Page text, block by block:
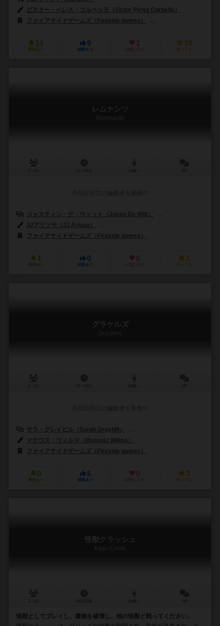
ビクター・ペレス・コルベッラ（Víctor Pérez Corbella）
ファイアサイドゲームズ（Fireside games）
14
興味あり
9
経験あり
1
お気に入り
19
持ってる
レムナンツ
Remnants
ジャスティン・デ・ウィット（Justin De Witt）
JJアリソサ（JJ Ariosa）
ファイアサイドゲームズ（Fireside games）
1
興味あり
0
経験あり
0
お気に入り
1
持ってる
グラケルズ
Grackles
サラ・グレイビル（Sarah Graybill）
マテウス・ウィルマ（Mateusz Wilma）
ファイアサイドゲームズ（Fireside games）
0
興味あり
5
経験あり
0
お気に入り
3
持ってる
怪獣クラッシュ
Kaiju Crush
怪獣としてプレイし、建物を破壊し、他の怪獣と戦ってください。